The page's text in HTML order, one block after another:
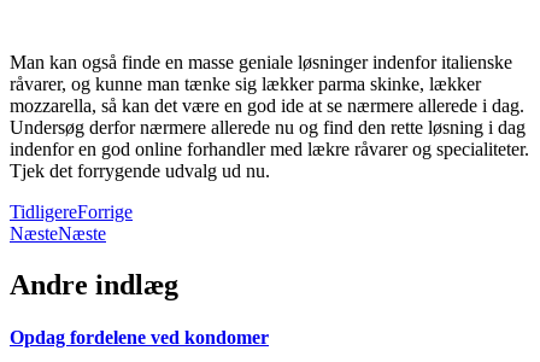
Man kan også finde en masse geniale løsninger indenfor italienske
råvarer, og kunne man tænke sig lækker parma skinke, lækker
mozzarella, så kan det være en god ide at se nærmere allerede i dag.
Undersøg derfor nærmere allerede nu og find den rette løsning i dag
indenfor en god online forhandler med lækre råvarer og specialiteter.
Tjek det forrygende udvalg ud nu.
TidligereForrige
NæsteNæste
Andre indlæg
Opdag fordelene ved kondomer